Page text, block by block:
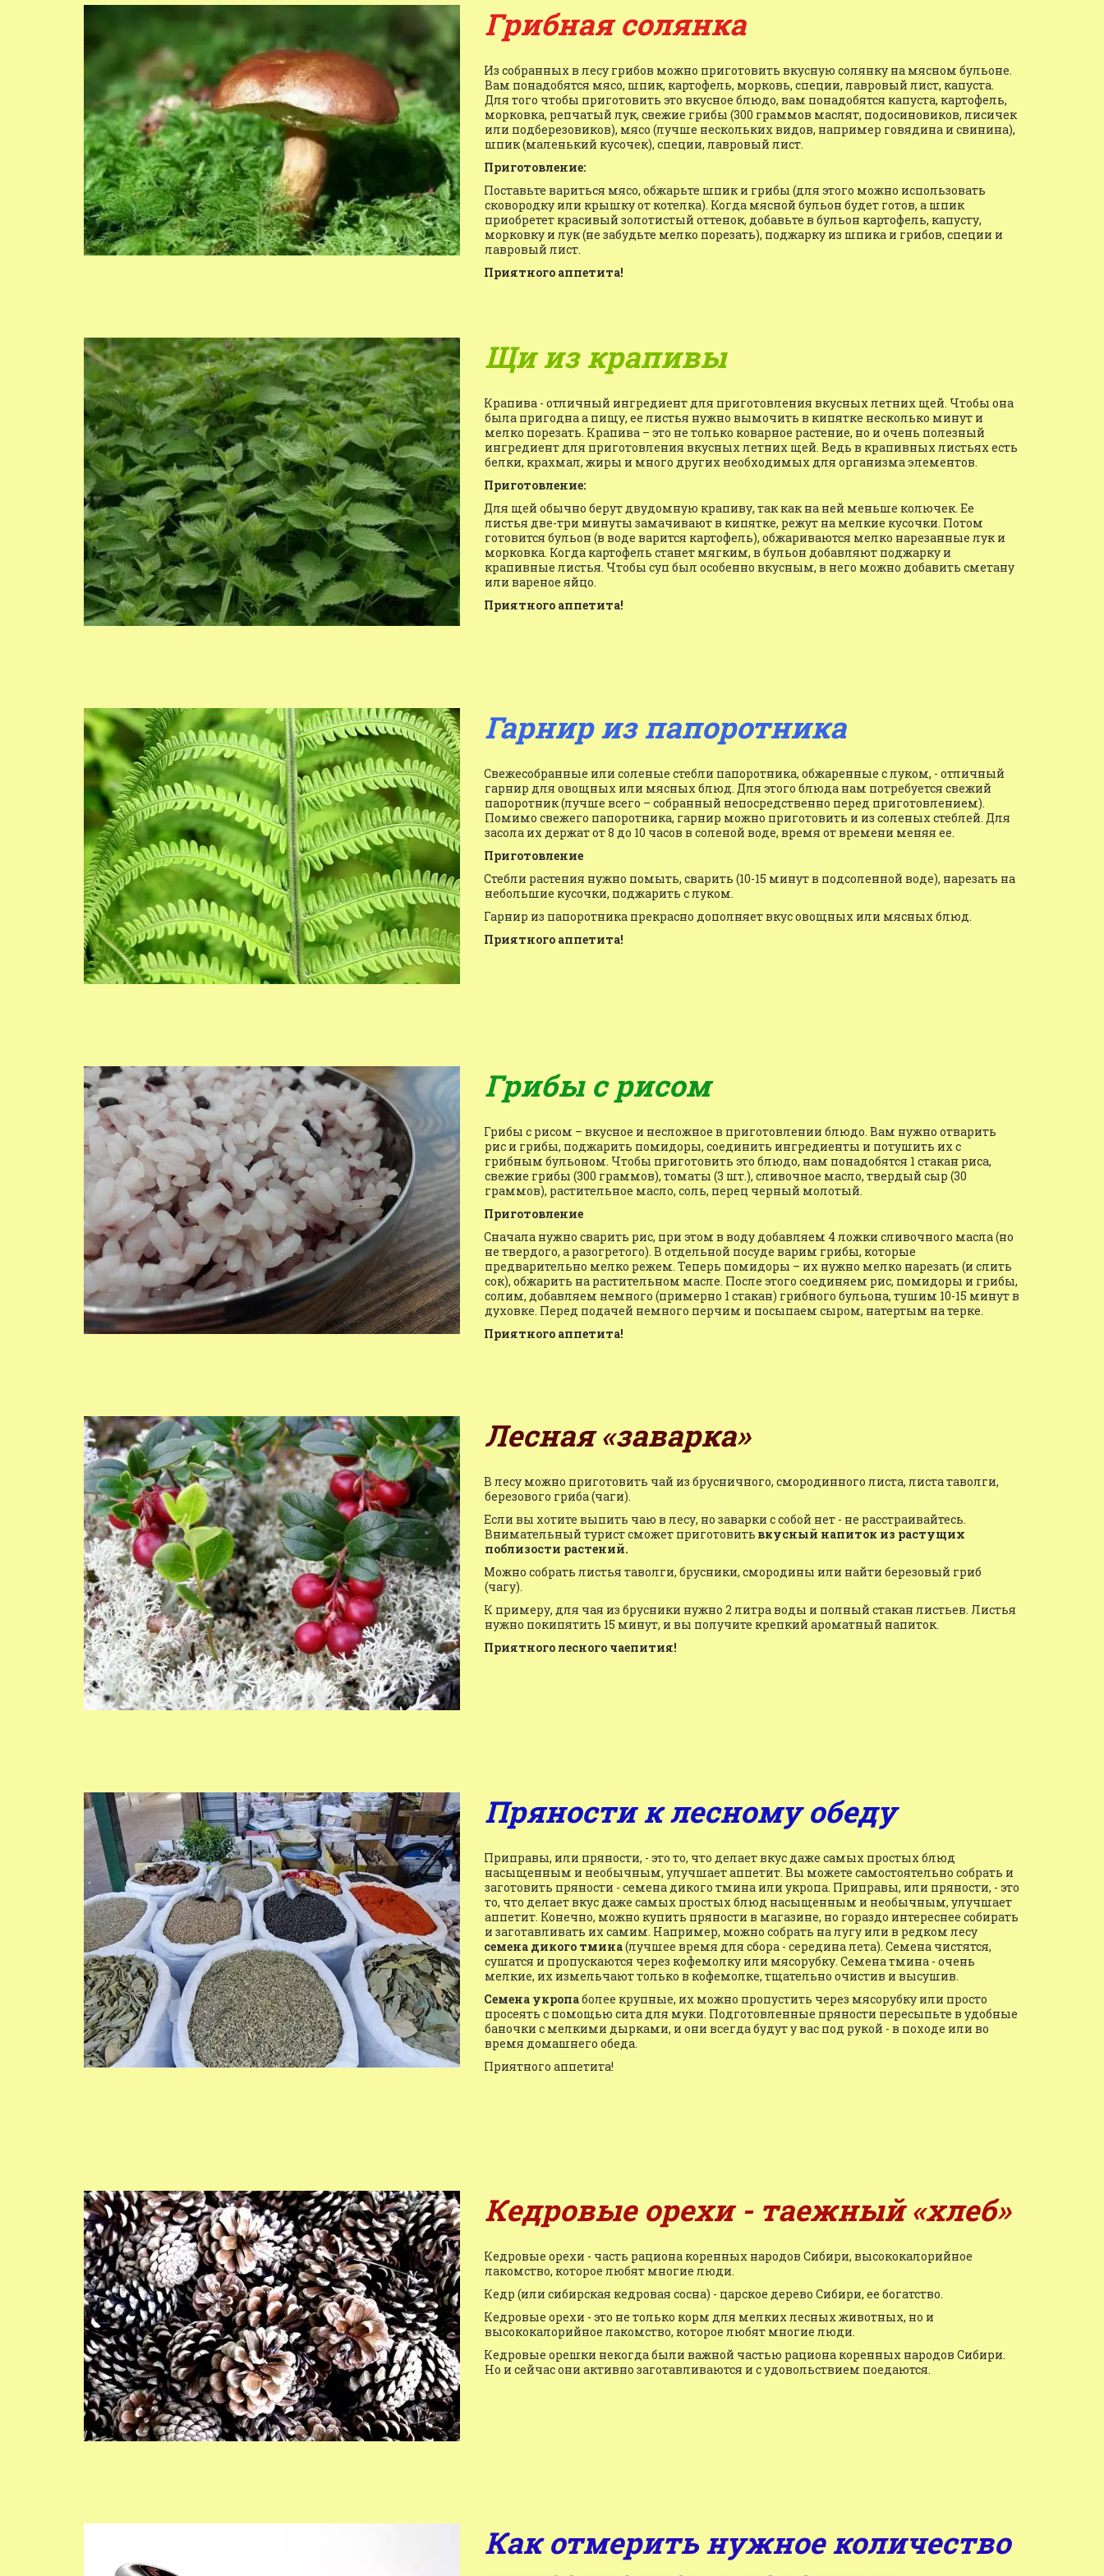
Грибная солянка
Из собранных в лесу грибов можно приготовить вкусную солянку на мясном бульоне.
Вам понадобятся мясо, шпик, картофель, морковь, специи, лавровый лист, капуста.
Для того чтобы приготовить это вкусное блюдо, вам понадобятся капуста, картофель,
морковка, репчатый лук, свежие грибы (300 граммов маслят, подосиновиков, лисичек
или подберезовиков), мясо (лучше нескольких видов, например говядина и свинина),
шпик (маленький кусочек), специи, лавровый лист.
Приготовление:
Поставьте вариться мясо, обжарьте шпик и грибы (для этого можно использовать
сковородку или крышку от котелка). Когда мясной бульон будет готов, а шпик
приобретет красивый золотистый оттенок, добавьте в бульон картофель, капусту,
морковку и лук (не забудьте мелко порезать), поджарку из шпика и грибов, специи и
лавровый лист.
Приятного аппетита!
Щи из крапивы
Крапива - отличный ингредиент для приготовления вкусных летних щей. Чтобы она
была пригодна а пищу, ее листья нужно вымочить в кипятке несколько минут и
мелко порезать. Крапива – это не только коварное растение, но и очень полезный
ингредиент для приготовления вкусных летних щей. Ведь в крапивных листьях есть
белки, крахмал, жиры и много других необходимых для организма элементов.
Приготовление:
Для щей обычно берут двудомную крапиву, так как на ней меньше колючек. Ее
листья две-три минуты замачивают в кипятке, режут на мелкие кусочки. Потом
готовится бульон (в воде варится картофель), обжариваются мелко нарезанные лук и
морковка. Когда картофель станет мягким, в бульон добавляют поджарку и
крапивные листья. Чтобы суп был особенно вкусным, в него можно добавить сметану
или вареное яйцо.
Приятного аппетита!
Гарнир из папоротника
Свежесобранные или соленые стебли папоротника, обжаренные с луком, - отличный
гарнир для овощных или мясных блюд. Для этого блюда нам потребуется свежий
папоротник (лучше всего – собранный непосредственно перед приготовлением).
Помимо свежего папоротника, гарнир можно приготовить и из соленых стеблей. Для
засола их держат от 8 до 10 часов в соленой воде, время от времени меняя ее.
Приготовление
Стебли растения нужно помыть, сварить (10-15 минут в подсоленной воде), нарезать на
небольшие кусочки, поджарить с луком.
Гарнир из папоротника прекрасно дополняет вкус овощных или мясных блюд.
Приятного аппетита!
Грибы с рисом
Грибы с рисом – вкусное и несложное в приготовлении блюдо. Вам нужно отварить
рис и грибы, поджарить помидоры, соединить ингредиенты и потушить их с
грибным бульоном. Чтобы приготовить это блюдо, нам понадобятся 1 стакан риса,
свежие грибы (300 граммов), томаты (3 шт.), сливочное масло, твердый сыр (30
граммов), растительное масло, соль, перец черный молотый.
Приготовление
Сначала нужно сварить рис, при этом в воду добавляем 4 ложки сливочного масла (но
не твердого, а разогретого). В отдельной посуде варим грибы, которые
предварительно мелко режем. Теперь помидоры – их нужно мелко нарезать (и слить
сок), обжарить на растительном масле. После этого соединяем рис, помидоры и грибы,
солим, добавляем немного (примерно 1 стакан) грибного бульона, тушим 10-15 минут в
духовке. Перед подачей немного перчим и посыпаем сыром, натертым на терке.
Приятного аппетита!
Лесная «заварка»
В лесу можно приготовить чай из брусничного, смородинного листа, листа таволги,
березового гриба (чаги).
Если вы хотите выпить чаю в лесу, но заварки с собой нет - не расстраивайтесь.
Внимательный турист сможет приготовить вкусный напиток из растущих
поблизости растений.
Можно собрать листья таволги, брусники, смородины или найти березовый гриб
(чагу).
К примеру, для чая из брусники нужно 2 литра воды и полный стакан листьев. Листья
нужно покипятить 15 минут, и вы получите крепкий ароматный напиток.
Приятного лесного чаепития!
Пряности к лесному обеду
Приправы, или пряности, - это то, что делает вкус даже самых простых блюд
насыщенным и необычным, улучшает аппетит. Вы можете самостоятельно собрать и
заготовить пряности - семена дикого тмина или укропа. Приправы, или пряности, - это
то, что делает вкус даже самых простых блюд насыщенным и необычным, улучшает
аппетит. Конечно, можно купить пряности в магазине, но гораздо интереснее собирать
и заготавливать их самим. Например, можно собрать на лугу или в редком лесу
семена дикого тмина (лучшее время для сбора - середина лета). Семена чистятся,
сушатся и пропускаются через кофемолку или мясорубку. Семена тмина - очень
мелкие, их измельчают только в кофемолке, тщательно очистив и высушив.
Семена укропа более крупные, их можно пропустить через мясорубку или просто
просеять с помощью сита для муки. Подготовленные пряности пересыпьте в удобные
баночки с мелкими дырками, и они всегда будут у вас под рукой - в походе или во
время домашнего обеда.
Приятного аппетита!
Кедровые орехи - таежный «хлеб»
Кедровые орехи - часть рациона коренных народов Сибири, высококалорийное
лакомство, которое любят многие люди.
Кедр (или сибирская кедровая сосна) - царское дерево Сибири, ее богатство.
Кедровые орехи - это не только корм для мелких лесных животных, но и
высококалорийное лакомство, которое любят многие люди.
Кедровые орешки некогда были важной частью рациона коренных народов Сибири.
Но и сейчас они активно заготавливаются и с удовольствием поедаются.
Как отмерить нужное количество